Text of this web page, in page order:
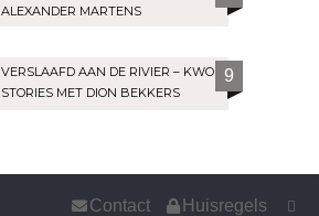
ALEXANDER MARTENS
VERSLAAFD AAN DE RIVIER – KWO
STORIES MET DION BEKKERS
9
Huisregels
Contact